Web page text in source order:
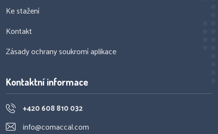
Ke stažení
Kontakt
Zásady ochrany soukromí aplikace
Kontaktní informace
+420 608 810 032
info@comaccal.com